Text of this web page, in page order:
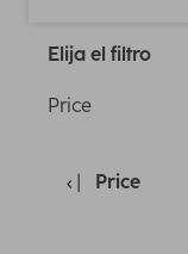
Elija el filtro
Price
Price